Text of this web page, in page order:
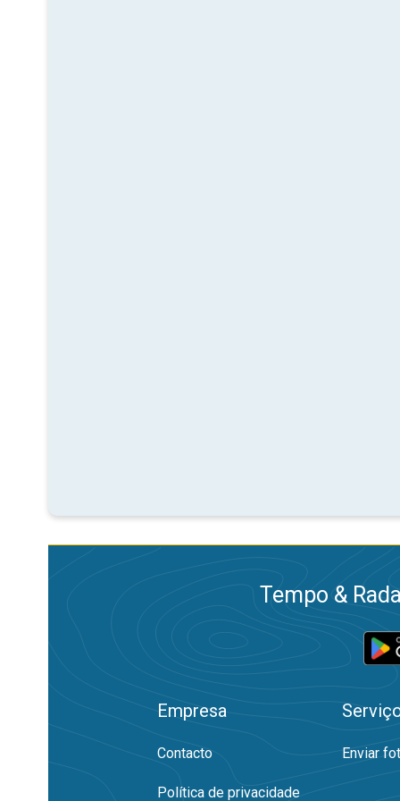
Tempo &
Empresa
Contacto
Política de privacidade
Enviar